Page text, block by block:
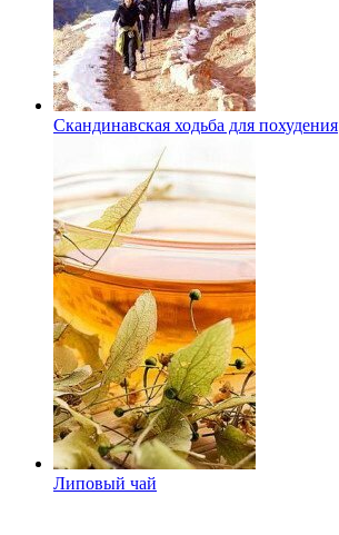
Скандинавская ходьба для похудения
Липовый чай